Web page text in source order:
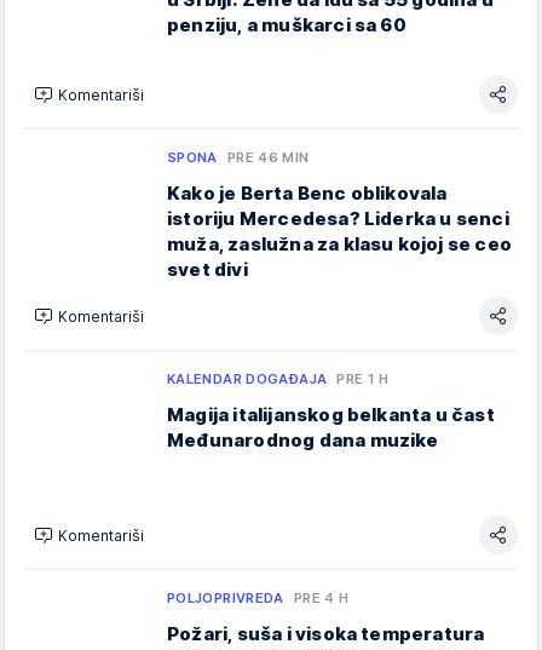
penziju, a muškarci sa 60
Komentariši
SPONA PRE 46 MIN
Kako je Berta Benc oblikovala
istoriju Mercedesa? Liderka u senci
muža, zaslužna za klasu kojoj se ceo
svet divi
Komentariši
KALENDAR DOGAĐAJA PRE 1 H
Magija italijanskog belkanta u čast
Međunarodnog dana muzike
Komentariši
POLJOPRIVREDA PRE 4 H
Požari, suša i visoka temperatura